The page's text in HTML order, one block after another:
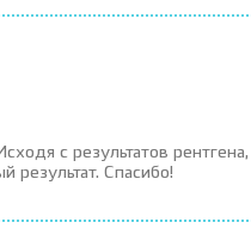
с результатов
результат. Спасибо!